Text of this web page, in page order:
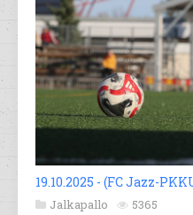
19.10.2025 - (FC Jazz-
Jalkapallo 5365